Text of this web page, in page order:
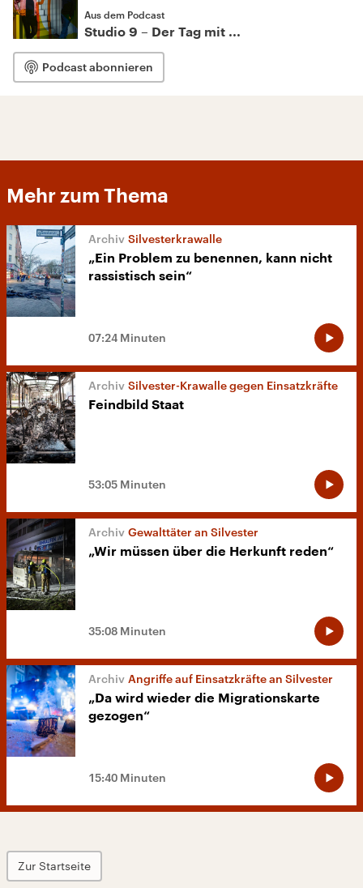
Aus dem Podcast
Studio 9 – Der Tag mit ...
Podcast abonnieren
Mehr zum Thema
Silvesterkrawalle
„Ein Problem zu benennen, kann nicht
rassistisch sein“
07:24 Minuten
Silvester-Krawalle gegen Einsatzkräfte
Feindbild Staat
53:05 Minuten
Gewalttäter an Silvester
„Wir müssen über die Herkunft reden“
35:08 Minuten
Angriffe auf Einsatzkräfte an Silvester
„Da wird wieder die Migrationskarte
gezogen“
15:40 Minuten
Zur Startseite